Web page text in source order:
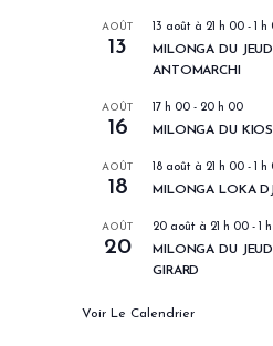
AOÛT
13
13 août à 21 h 00 - 1
MILONGA DU
ANTOMARCHI
AOÛT
16
17 h 00 - 20 h 00
MILONGA DU
AOÛT
18
18 août à 21 h 00 - 1
MILONGA LOKA
AOÛT
20
20 août à 21 h 00 - 1
MILONGA DU
GIRARD
Voir Le Calendrier